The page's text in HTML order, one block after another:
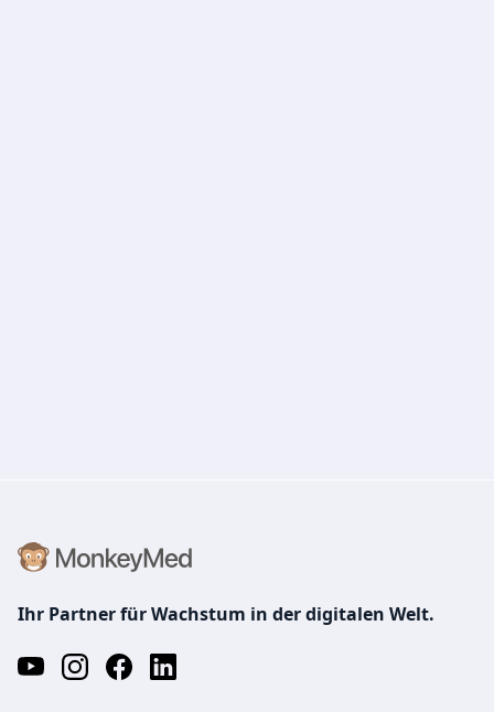
Ihr Partner für Wachstum in der digitalen Welt.